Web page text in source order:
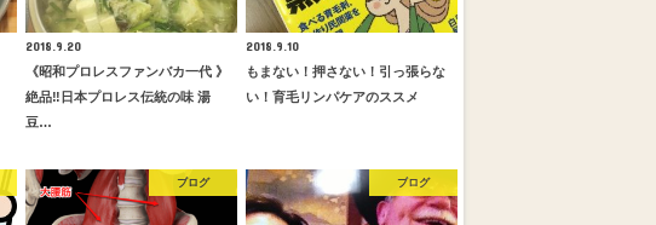
2018.9.20
《昭和プロレスファンバカ一代 》
絶品‼️日本プロレス伝統の味 湯
豆…
2018.9.10
もまない！押さない！引っ張らな
い！育毛リンパケアのススメ
ブログ ブログ